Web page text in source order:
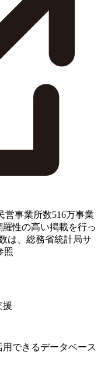
事業所数516万事業
羅性の高い掲載を行っ
は、総務省統計局サ
照
援
できるデータベース